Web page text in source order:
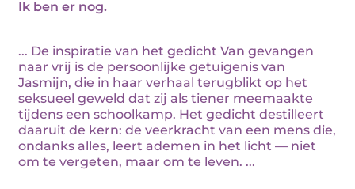
Ik ben er nog.
... De inspiratie van het gedicht Van gevangen
naar vrij is de persoonlijke getuigenis van
Jasmijn, die in haar verhaal terugblikt op het
seksueel geweld dat zij als tiener meemaakte
tijdens een schoolkamp. Het gedicht destilleert
daaruit de kern: de veerkracht van een mens die,
ondanks alles, leert ademen in het licht — niet
om te vergeten, maar om te leven. ...